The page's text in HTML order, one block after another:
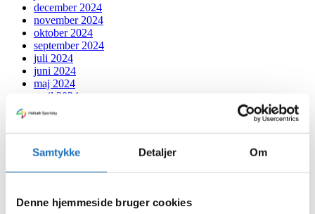
Samtykke Detaljer Om
Denne hjemmeside bruger cookies
december 2024
november 2024
oktober 2024
september 2024
juli 2024
juni 2024
maj 2024
april 2024
marts 2024
januar 2024
december 2023
november 2023
oktober 2023
august 2023
juli 2023